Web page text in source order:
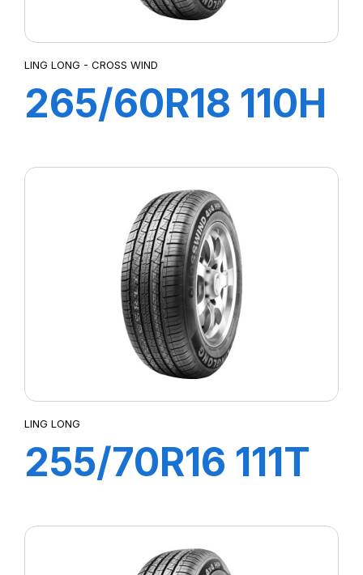
LING LONG - CROSS WIND
265/60R18 110H
LING LONG
255/70R16 111T